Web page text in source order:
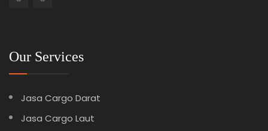
Our Services
Jasa Cargo Darat
Jasa Cargo Laut